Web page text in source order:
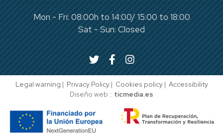
Mon - Fri: 08:00h to 14:00/ 15:00 to 18:00
Sat - Sun: Closed
Legal warning | Privacy Policy| Cookies policy| Accessibility
Diseño web :: ticmedia.es